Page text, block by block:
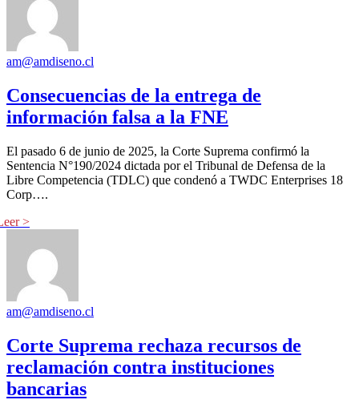
am@amdiseno.cl
Consecuencias de la entrega de
información falsa a la FNE
El pasado 6 de junio de 2025, la Corte Suprema confirmó la
Sentencia N°190/2024 dictada por el Tribunal de Defensa de la
Libre Competencia (TDLC) que condenó a TWDC Enterprises 18
Corp….
am@amdiseno.cl
Corte Suprema rechaza recursos de
reclamación contra instituciones
bancarias